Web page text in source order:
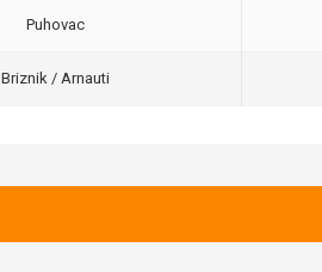
Puhovac
Briznik / Arnauti